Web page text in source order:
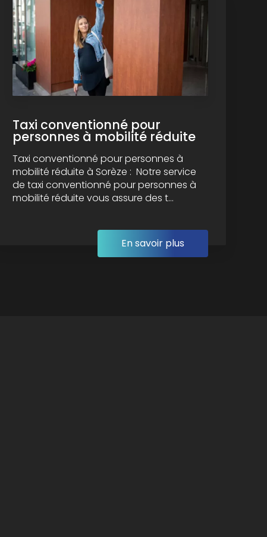
Taxi conventionné pour
personnes à mobilité réduite
Taxi conventionné pour personnes à
mobilité réduite à Sorèze : Notre service
de taxi conventionné pour personnes à
mobilité réduite vous assure des t...
En savoir plus